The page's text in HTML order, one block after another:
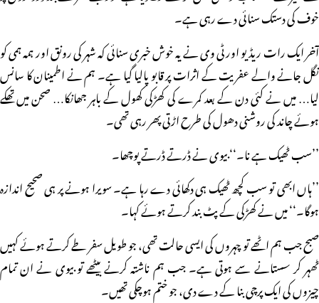
خوف کی دستک سنائی دے رہی ہے۔
آخر ایک رات ریڈیو اور ٹی وی نے یہ خوش خبری سنائی کہ شہر کی رونق اور ہمہ ہمی کو
نگل جانے والے عفریت کے اثرات پر قابو پالیا گیا ہے۔ ہم نے اطمینان کا سانس
لیا… میں نے کئی دن کے بعد کمرے کی کھڑکی کھول کے باہر جھانکا… صحن میں تھکے
ہوئے چاند کی روشنی دھول کی طرح اڑتی پھر رہی تھی۔
’’سب ٹھیک ہے نا۔‘‘ بیوی نے ڈرتے ڈرتے پوچھا۔
’’ہاں ابھی تو سب کچھ ٹھیک ہی دکھائی دے رہا ہے۔ سویرا ہونے پر ہی صحیح اندازہ
ہوگا۔‘‘ میں نے کھڑکی کے پٹ بند کرتے ہوئے کہا۔
صبح جب ہم اٹھے تو چہروں کی ایسی حالت تھی، جو طویل سفر طے کرتے ہوئے کہیں
ٹھہر کر سستانے سے ہوتی ہے۔ جب ہم ناشتہ کرنے بیٹھے تو بیوی نے ان تمام
چیزوں کی ایک پرچی بنا کے دے دی، جو ختم ہوچکی تھیں۔